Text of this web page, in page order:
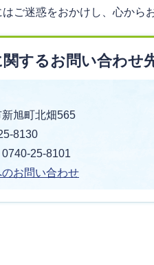
ご迷惑をおかけし、心から
するお問い合わせ
旭町北畑565
8130
25-8101
お問い合わせ